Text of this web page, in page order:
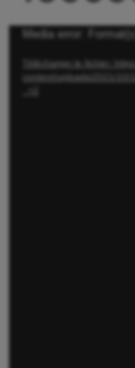
Lecteur
vidéo
Media error:
Télécharger le fichier:
content/uploads/2021/10/